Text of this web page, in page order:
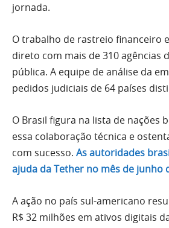
jornada.
O trabalho de rastreio financeiro
direto com mais de 310 agências
pública. A equipe de análise da
pedidos judiciais de 64 países
O Brasil figura na lista de nações
essa colaboração técnica e
com sucesso. As autoridades
ajuda da Tether no mês de junho
A ação no país sul-americano
R$ 32 milhões em ativos digitais